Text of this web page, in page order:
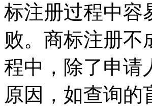
标注册过程中容
败。商标注册不
程中，除了申请
原因，如查询的